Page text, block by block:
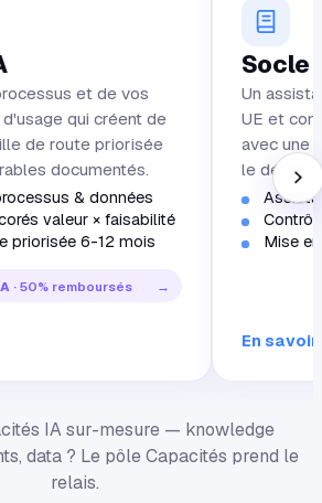
et de vos
qui créent de
de route priorisée
documentés.
& données
valeur × faisabilité
priorisée 6-12 mois
· 50% remboursés →
Socle
Un
UE et
avec une
le départ.
Mise
En
IA sur-mesure — knowledge
data ? Le pôle Capacités prend le
relais.